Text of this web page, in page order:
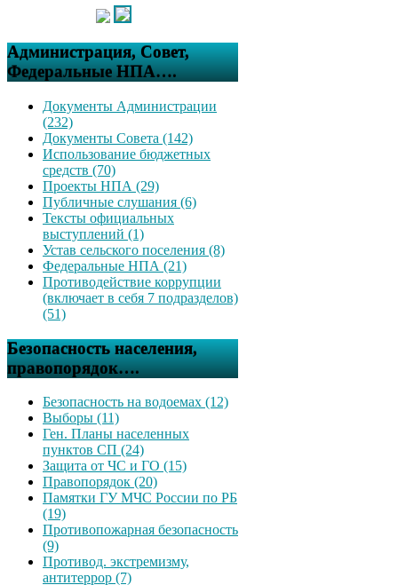
Администрация, Совет,
Федеральные НПА….
Документы Администрации
(232)
Документы Совета (142)
Использование бюджетных
средств (70)
Проекты НПА (29)
Публичные слушания (6)
Тексты официальных
выступлений (1)
Устав сельского поселения (8)
Федеральные НПА (21)
Противодействие коррупции
(включает в себя 7 подразделов)
(51)
Безопасность населения,
правопорядок….
Безопасность на водоемах (12)
Выборы (11)
Ген. Планы населенных
пунктов СП (24)
Защита от ЧС и ГО (15)
Правопорядок (20)
Памятки ГУ МЧС России по РБ
(19)
Противопожарная безопасность
(9)
Противод. экстремизму,
антитеррор (7)